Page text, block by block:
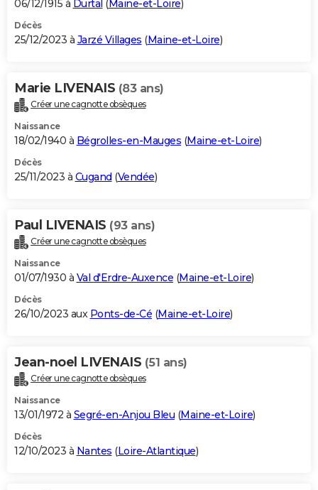
06/12/1915 à Durtal ( Maine-et-Loire)
Décès
25/12/2023 à Jarzé Villages (Maine-et-Loire)
Marie LIVENAIS (83 ans)
Créer une cagnotte obsèques
Naissance
18/02/1940 à Bégrolles-en-Mauges (Maine-et-Loire)
Décès
25/11/2023 à Cugand (Vendée)
Paul LIVENAIS (93 ans)
Créer une cagnotte obsèques
Naissance
01/07/1930 à Val d'Erdre-Auxence (Maine-et-Loire)
Décès
26/10/2023 aux Ponts-de-Cé (Maine-et-Loire)
Jean-noel LIVENAIS (51 ans)
Créer une cagnotte obsèques
Naissance
13/01/1972 à Segré-en-Anjou Bleu (Maine-et-Loire)
Décès
12/10/2023 à Nantes (Loire-Atlantique)